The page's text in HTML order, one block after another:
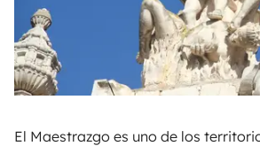
El Maestrazgo es uno de los